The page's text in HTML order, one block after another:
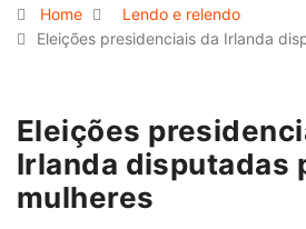
Home
Lendo e relendo
Eleições presidenciais da Irlanda
Eleições
Irlanda disputadas
mulheres